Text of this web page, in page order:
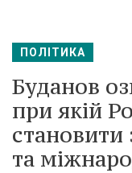
ПОЛІТИКА
Буданов
при якій
становити
та